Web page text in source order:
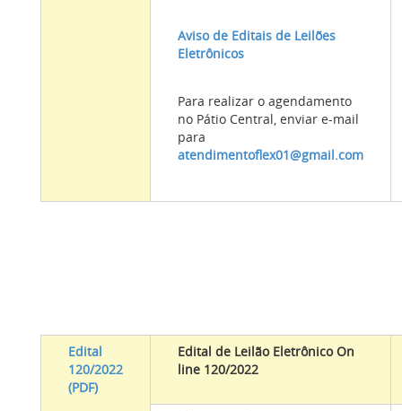
Aviso de Editais de Leilões
Eletrônicos
Para realizar o agendamento
no Pátio Central, enviar e-mail
para
atendimentoflex01@gmail.com
Edital
120/2022
(PDF)
Edital de Leilão Eletrônico On
line 120/2022